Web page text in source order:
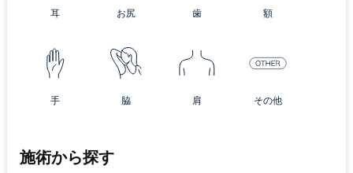
耳 お尻 歯 額
手 脇 肩 その他
施術から探す